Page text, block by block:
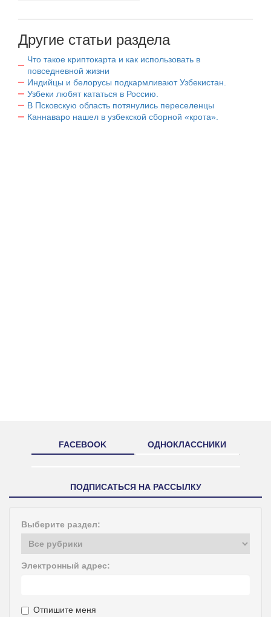
Другие статьи раздела
Что такое криптокарта и как использовать в
повседневной жизни
Индийцы и белорусы подкармливают Узбекистан.
Узбеки любят кататься в Россию.
В Псковскую область потянулись переселенцы
Каннаваро нашел в узбекской сборной «крота».
FACEBOOK ОДНОКЛАССНИКИ
ПОДПИСАТЬСЯ НА РАССЫЛКУ
Выберите раздел:
Электронный адрес:
Отпишите меня